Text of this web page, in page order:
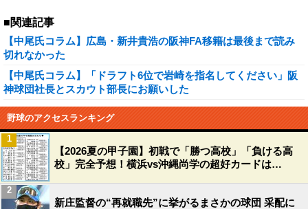
■関連記事
【中尾氏コラム】広島・新井貴浩の阪神FA移籍は最後まで読み
切れなかった
【中尾氏コラム】「ドラフト6位で岩崎を指名してください」阪
神球団社長とスカウト部長にお願いした
野球のアクセスランキング
【2026夏の甲子園】初戦で「勝つ高校」「負ける高
校」完全予想！横浜vs沖縄尚学の超好カードは…
1
新庄監督の“再就職先”に挙がるまさかの球団 采配に
2